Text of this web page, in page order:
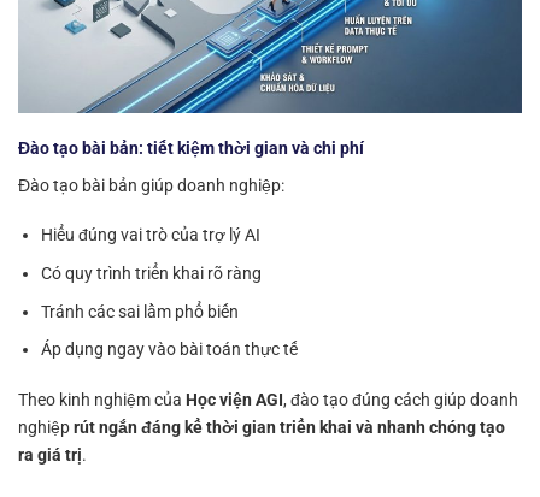
Đào tạo bài bản: tiết kiệm thời gian và chi phí
Đào tạo bài bản giúp doanh nghiệp:
Hiểu đúng vai trò của trợ lý AI
Có quy trình triển khai rõ ràng
Tránh các sai lầm phổ biến
Áp dụng ngay vào bài toán thực tế
Theo kinh nghiệm của Học viện AGI, đào tạo đúng cách giúp doanh
nghiệprút ngắn đáng kể thời gian triển khai và nhanh chóng tạo
ra giá trị.